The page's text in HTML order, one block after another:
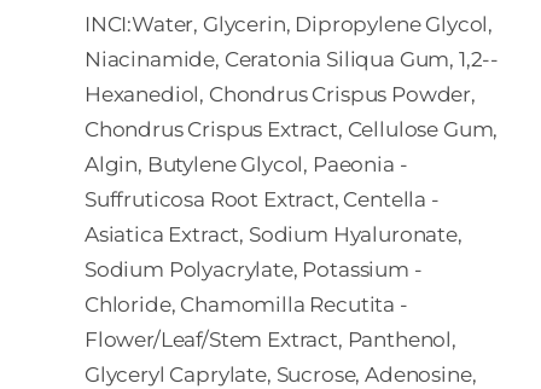
INCI:Water, Glycerin, Dipropylene ­Glycol,
Niacinamide, Ceratonia ­Siliqua ­Gum, 1,2-­
Hexanediol, Chondrus ­Crispus ­Powder,
Chondrus ­Crispus ­Extract, Cellulose ­Gum,
Algin, Butylene ­Glycol, Paeonia ­
Suffruticosa ­Root ­Extract, Centella ­
Asiatica ­Extract, Sodium ­Hyaluronate,
Sodium ­Polyacrylate, Potassium ­
Chloride, Chamomilla ­Recutita ­
Flower/Leaf/Stem ­Extract, Panthenol,
Glyceryl ­Caprylate, Sucrose, Adenosine,